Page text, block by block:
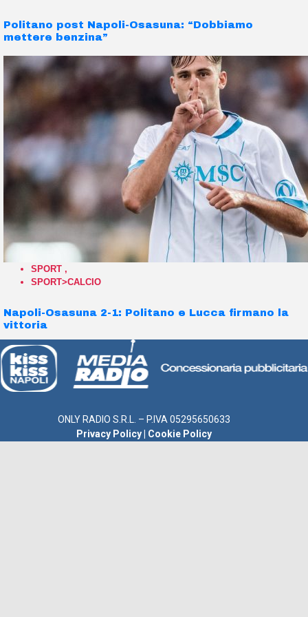
Politano post Napoli-Osasuna: “Dobbiamo
mettere benzina”
SPORT ,
SPORT>CALCIO
Napoli-Osasuna 2-1: Politano e Lucca firmano la
vittoria
ONLY RADIO S.R.L. – P.IVA 05295650633
Privacy Policy
Cookie Policy